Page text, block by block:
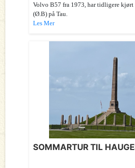
Volvo B57 fra 1973, har tidligere
(Ø.B) på Tau.
Les Mer
SOMMARTUR TIL